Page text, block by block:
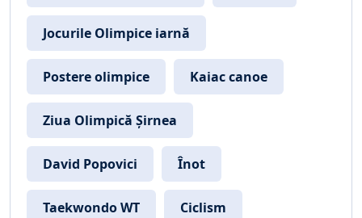
Jocurile Olimpice iarnă
Postere olimpice Kaiac canoe
Ziua Olimpică Șirnea
David Popovici Înot
Taekwondo WT Ciclism